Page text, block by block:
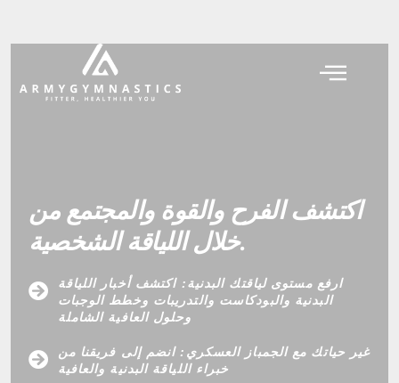
اكتشف الفرح والقوة والمجتمع من
خلال اللياقة الشخصية.
ارفع مستوى لياقتك البدنية: اكتشف أخبار اللياقة
البدنية والبودكاست والتدريبات وخطط الوجبات
وحلول العافية الشاملة
غير حياتك مع الجمباز العسكري: انضم إلى فريقنا من
خبراء اللياقة البدنية والعافية